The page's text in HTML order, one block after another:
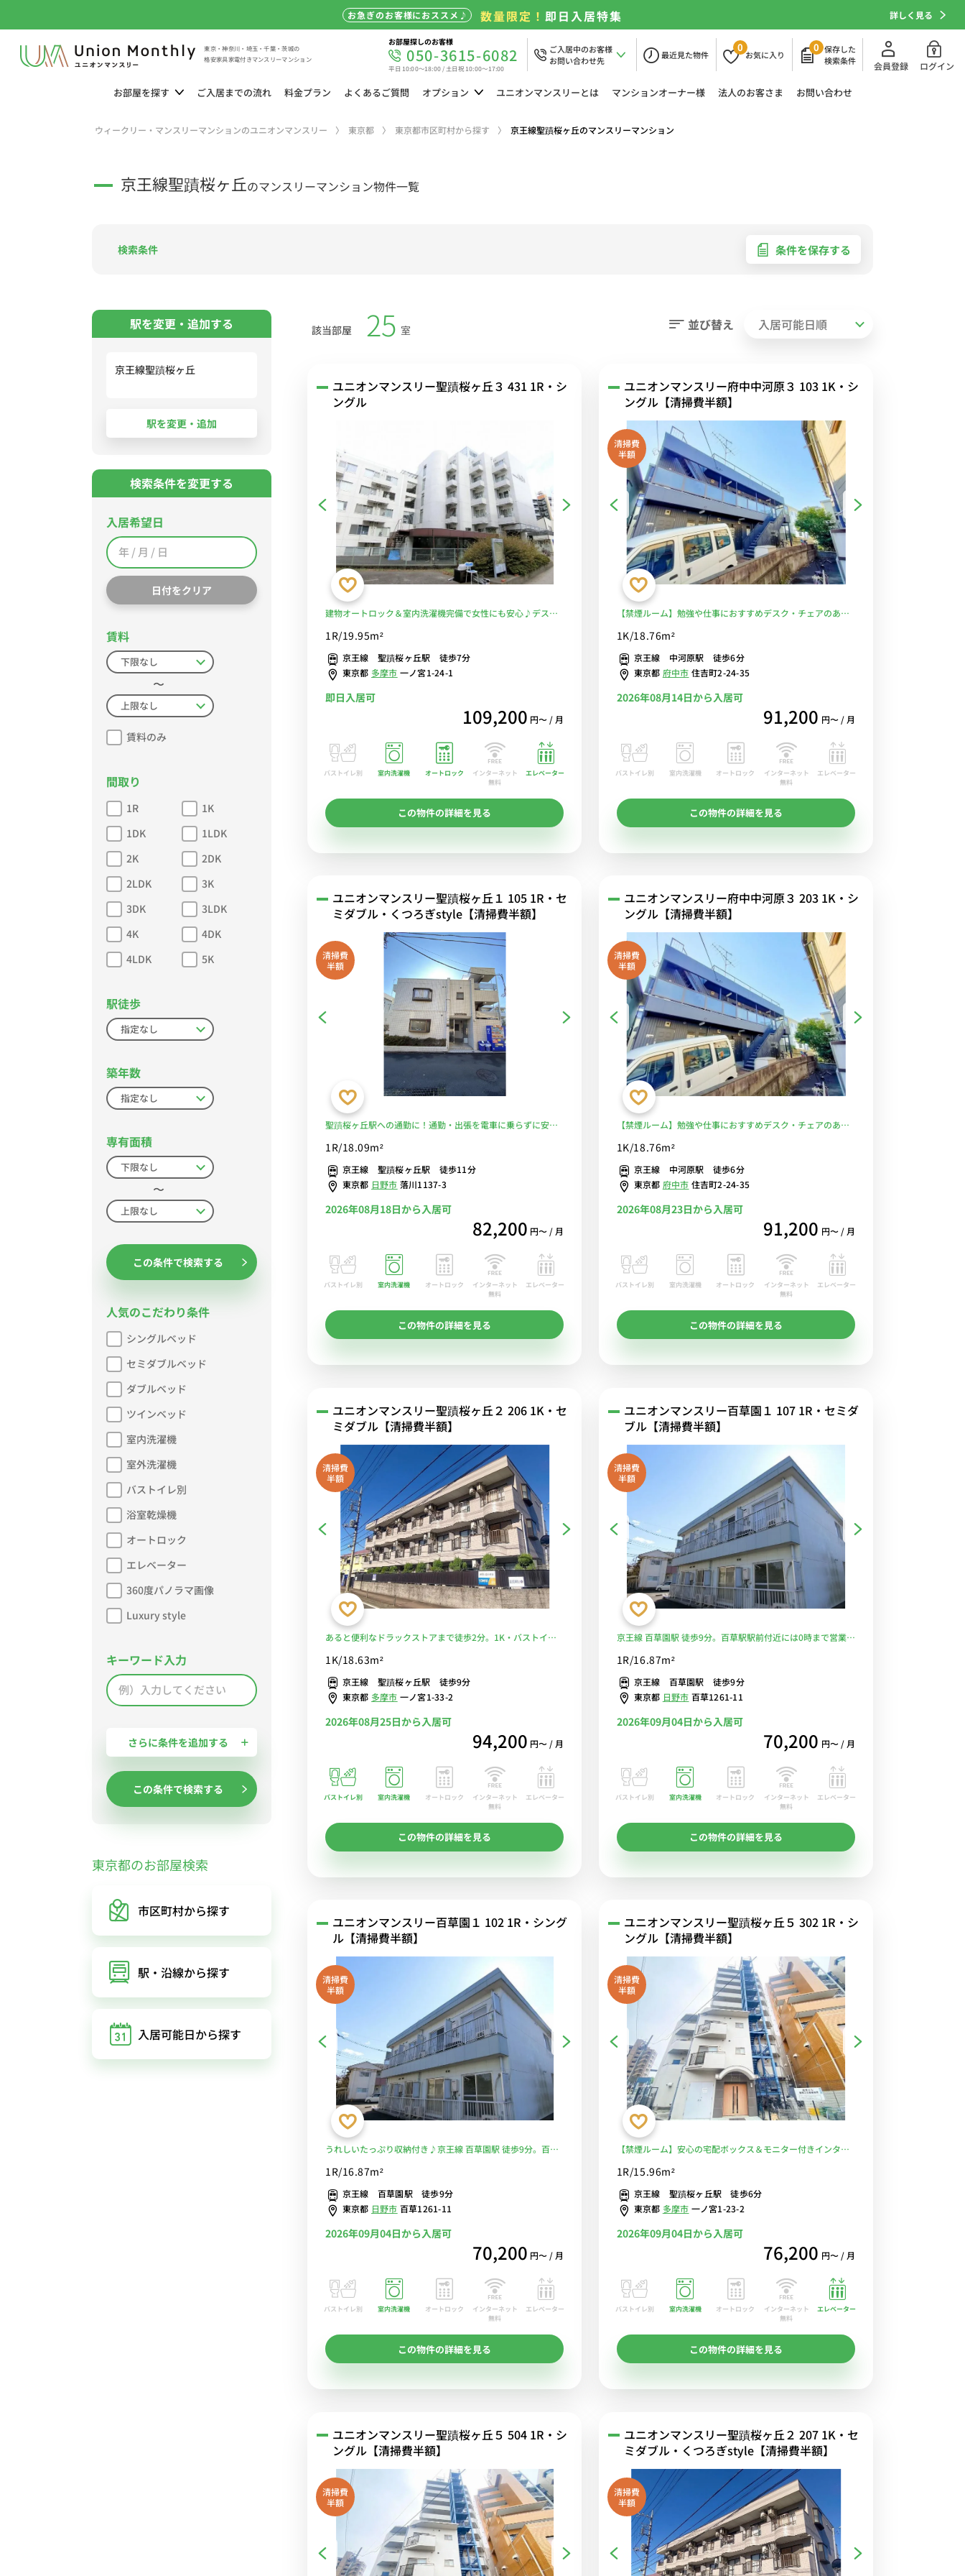
お急ぎのお客様におススメ♪ 数量限定！即日入居特集 詳しく見る
東京・神奈川・埼玉・千葉・茨城の
格安家具家電付きマンスリーマンション
お部屋探しのお客様
050-3615-6082
平日 10:00～18:00 / 土日祝 10:00～17:00
ご入居中のお客様
お問い合わせ先
最近見た物件
0
お気に入り
0 保存した
検索条件
会員登録 ログイン
お部屋を探す ご入居までの流れ 料金プラン よくあるご質問 オプション ユニオンマンスリーとは マンションオーナー様 法人のお客さま お問い合わせ
ウィークリー・マンスリーマンションのユニオンマンスリー 東京都 東京都市区町村から探す 京王線聖蹟桜ヶ丘のマンスリーマンション
京王線聖蹟桜ヶ丘のマンスリーマンション物件一覧
検索条件 条件を保存する
該当部屋 25 室 並び替え
ユニオンマンスリー聖蹟桜ヶ丘３ 431 1R・シ
ングル
建物オートロック＆室内洗濯機完備で女性にも安心♪デス
ダイレクトアクセス/駅前にはショッピングモールが複数あり
買い物に便利■選べるWi-Fi格安レンタル中！
1R/19.95m²
京王線 聖蹟桜ヶ丘駅 徒歩7分
東京都 多摩市 一ノ宮1-24-1
即日入居可
109,200 円〜 / 月
バストイレ別 室内洗濯機 オートロック
インターネット
無料
エレベーター
この物件の詳細を見る
ユニオンマンスリー府中中河原３ 103 1K・シ
ングル【清掃費半額】
清掃費
半額
【禁煙ルーム】勉強や仕事におすすめデスク・チェアのある
業スーパー・西友やライフがあり仕事帰りの買い物にも便利
■選べるWi-Fi格安レンタル中！
1K/18.76m²
京王線 中河原駅 徒歩6分
東京都 府中市 住吉町2-24-35
2026年08月14日から入居可
91,200 円〜 / 月
バストイレ別 室内洗濯機 オートロック
インターネット
無料
エレベーター
この物件の詳細を見る
ユニオンマンスリー聖蹟桜ヶ丘１ 105 1R・セ
ミダブル・くつろぎstyle【清掃費半額】
清掃費
半額
聖蹟桜ヶ丘駅への通勤に！通勤・出張を電車に乗らずに安心
中！
1R/18.09m²
京王線 聖蹟桜ヶ丘駅 徒歩11分
東京都 日野市 落川1137-3
2026年08月18日から入居可
82,200 円〜 / 月
バストイレ別 室内洗濯機 オートロック
インターネット
無料
エレベーター
この物件の詳細を見る
ユニオンマンスリー府中中河原３ 203 1K・シ
ングル【清掃費半額】
清掃費
半額
【禁煙ルーム】勉強や仕事におすすめデスク・チェアのある
見えないリビングドア完備/駅前には24時間営業スーパー・西
友やライフがあり仕事帰りの買い物にも便利■選べるWi-Fi格
安レンタル中！
1K/18.76m²
京王線 中河原駅 徒歩6分
東京都 府中市 住吉町2-24-35
2026年08月23日から入居可
91,200 円〜 / 月
バストイレ別 室内洗濯機 オートロック
インターネット
無料
エレベーター
この物件の詳細を見る
ユニオンマンスリー聖蹟桜ヶ丘２ 206 1K・セ
ミダブル【清掃費半額】
清掃費
半額
あると便利なドラックストアまで徒歩2分。1K・バストイレ
1K/18.63m²
京王線 聖蹟桜ヶ丘駅 徒歩9分
東京都 多摩市 一ノ宮1-33-2
2026年08月25日から入居可
94,200 円〜 / 月
バストイレ別 室内洗濯機 オートロック
インターネット
無料
エレベーター
この物件の詳細を見る
ユニオンマンスリー百草園１ 107 1R・セミダ
ブル【清掃費半額】
清掃費
半額
京王線 百草園駅 徒歩9分。百草駅駅前付近には0時まで営業の
気の角部屋物件■選べるWi-Fi格安レンタル中！
1R/16.87m²
京王線 百草園駅 徒歩9分
東京都 日野市 百草1261-11
2026年09月04日から入居可
70,200 円〜 / 月
バストイレ別 室内洗濯機 オートロック
インターネット
無料
エレベーター
この物件の詳細を見る
ユニオンマンスリー百草園１ 102 1R・シング
ル【清掃費半額】
清掃費
半額
うれしいたっぷり収納付き♪京王線 百草園駅 徒歩9分。百草
100円ショップなども有り■選べるWi-Fi格安レンタル中！
1R/16.87m²
京王線 百草園駅 徒歩9分
東京都 日野市 百草1261-11
2026年09月04日から入居可
70,200 円〜 / 月
バストイレ別 室内洗濯機 オートロック
インターネット
無料
エレベーター
この物件の詳細を見る
ユニオンマンスリー聖蹟桜ヶ丘５ 302 1R・シ
ングル【清掃費半額】
清掃費
半額
【禁煙ルーム】安心の宅配ボックス＆モニター付きインター
へバス通学/駅前には京王百貨店やショッピングモールが複数
あり買い物も充実♪■選べるWi-Fi格安レンタル中！
1R/15.96m²
京王線 聖蹟桜ヶ丘駅 徒歩6分
東京都 多摩市 一ノ宮1-23-2
2026年09月04日から入居可
76,200 円〜 / 月
バストイレ別 室内洗濯機 オートロック
インターネット
無料
エレベーター
この物件の詳細を見る
ユニオンマンスリー聖蹟桜ヶ丘５ 504 1R・シ
ングル【清掃費半額】
清掃費
半額
ユニオンマンスリー聖蹟桜ヶ丘２ 207 1K・セ
ミダブル・くつろぎstyle【清掃費半額】
清掃費
半額
駅を変更・追加する
京王線聖蹟桜ヶ丘
検索条件を変更する
入居希望日
日付をクリア
賃料
〜
賃料のみ
間取り
1R
1K
1DK
1LDK
2K
2DK
2LDK
3K
3DK
3LDK
4K
4DK
4LDK
5K
駅徒歩
築年数
専有面積
〜
この条件で検索する
人気のこだわり条件
シングルベッド
セミダブルベッド
ダブルベッド
ツインベッド
室内洗濯機
室外洗濯機
バストイレ別
浴室乾燥機
オートロック
エレベーター
360度パノラマ画像
Luxury style
キーワード入力
さらに条件を追加する
この条件で検索する
東京都のお部屋検索
市区町村から探す
駅・沿線から探す
入居可能日から探す